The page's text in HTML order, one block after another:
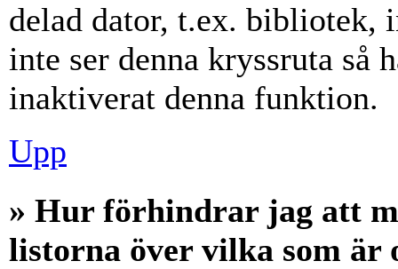
delad dator, t.ex. bibliotek,
inte ser denna kryssruta så
inaktiverat denna funktion.
Upp
» Hur förhindrar jag att
listorna över vilka som är